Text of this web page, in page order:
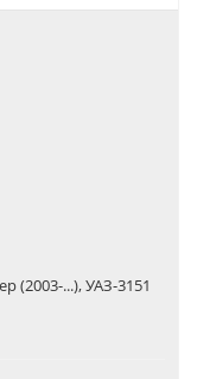
(2003-...), УАЗ-3151